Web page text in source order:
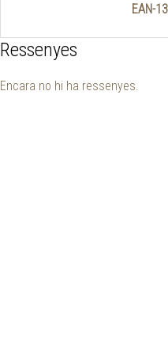
EAN-13
Ressenyes
Encara no hi ha ressenyes.